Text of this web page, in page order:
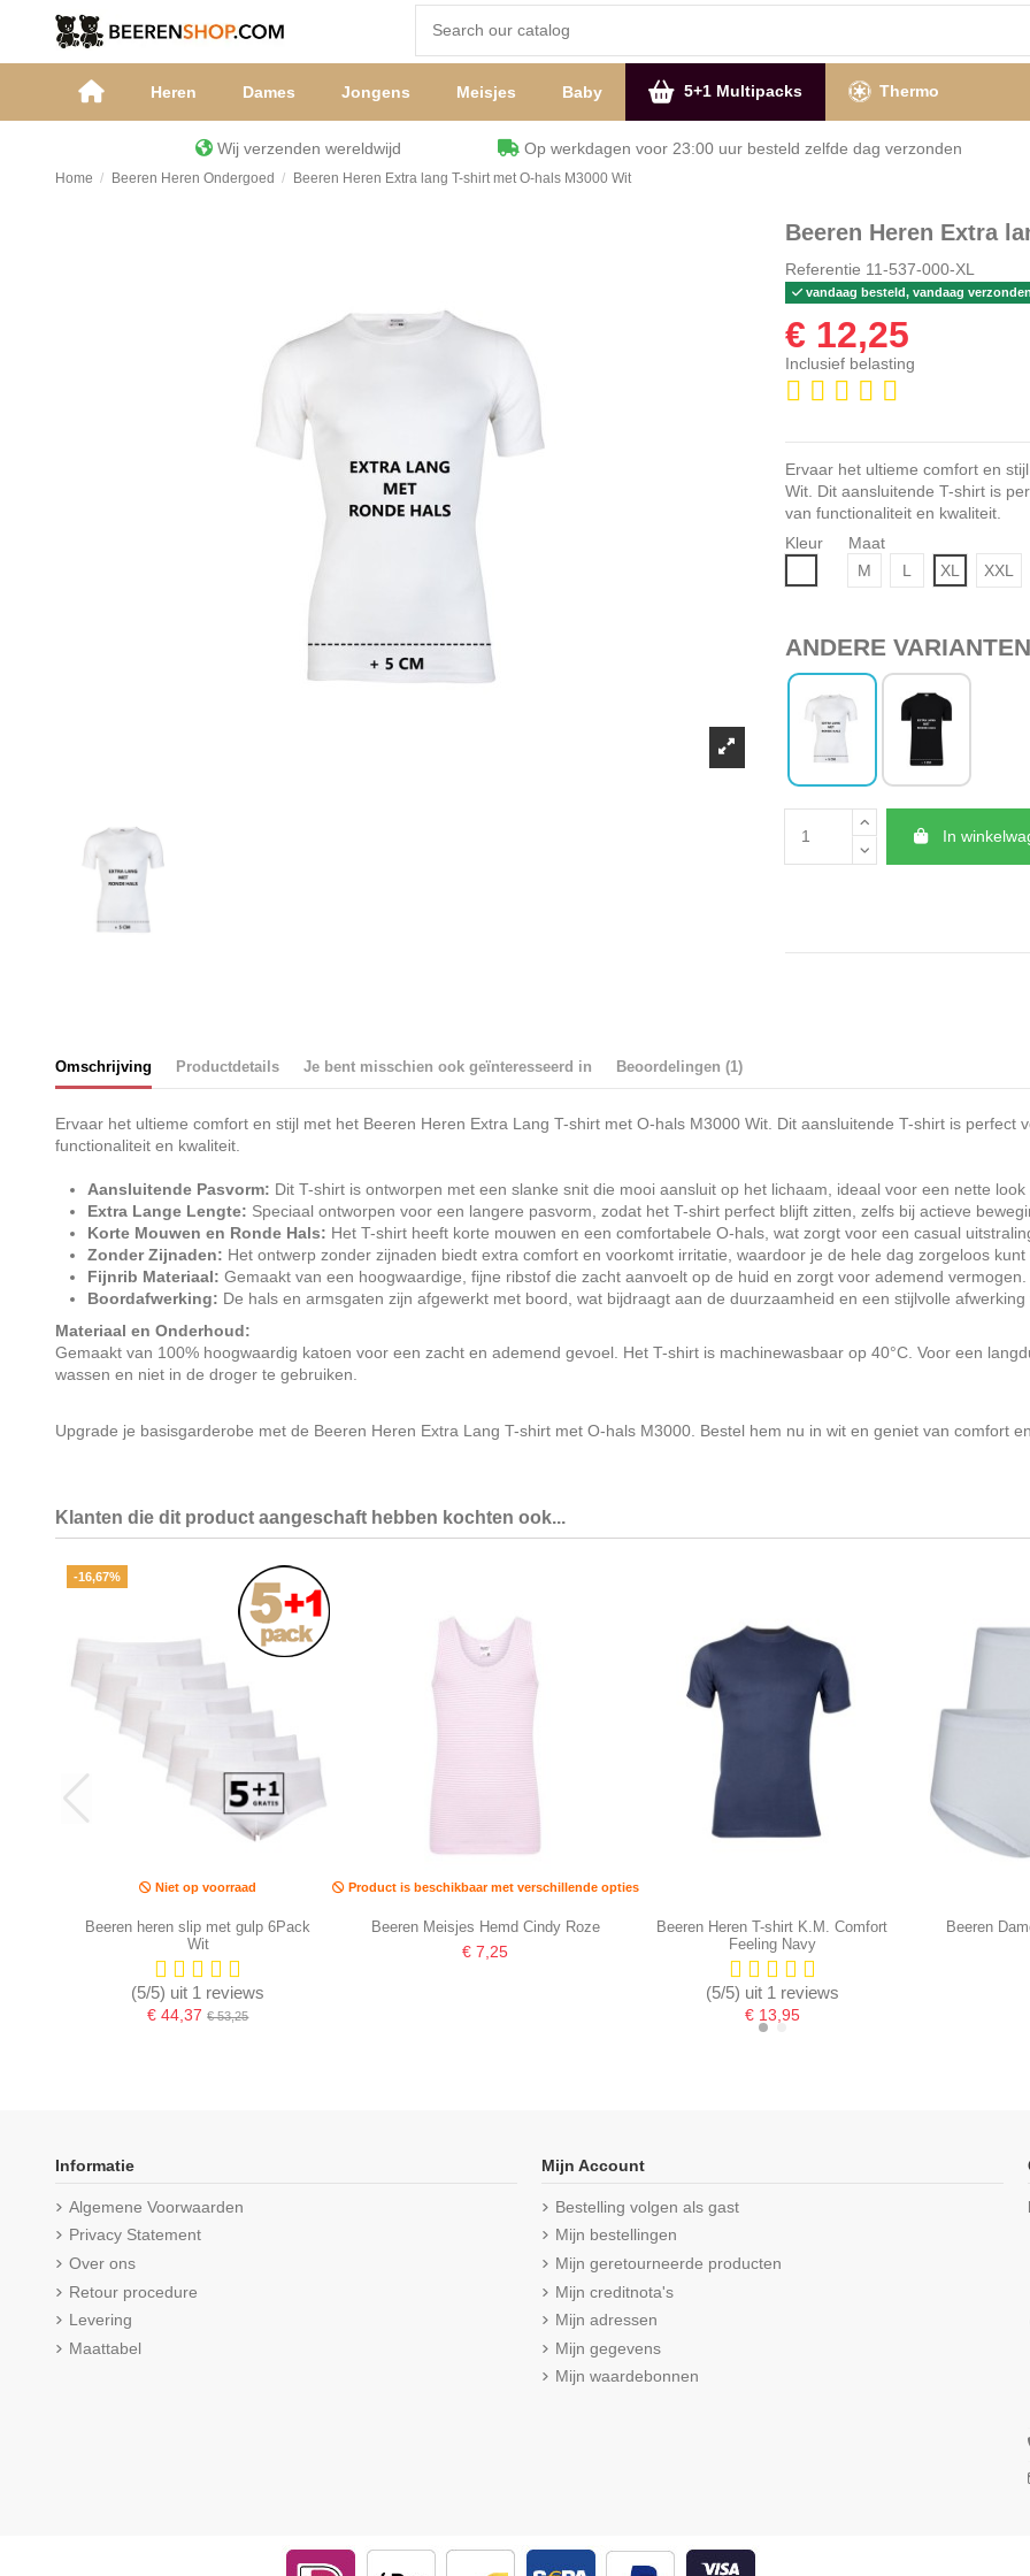
Heren Dames Jongens Meisjes Baby 5+1 Multipacks Thermo
Wij verzenden wereldwijd Op werkdagen voor 23:00 uur besteld zelfde dag
Home Beeren Heren Ondergoed Beeren Heren Extra lang T-shirt met O-hals M3000 Wit
Beeren Heren Extra
Referentie 11-537-000-XL
vandaag besteld, vandaag verzonden
€ 12,25
Inclusief belasting
Ervaar het ultieme comfort en
Wit. Dit aansluitende T-shirt is
van functionaliteit en kwaliteit.
Kleur
Maat
M
L XL XXL
ANDERE VARIANTEN
In
Omschrijving Productdetails Je bent misschien ook geïnteresseerd in Beoordelingen (1)
Ervaar het ultieme comfort en stijl met het Beeren Heren Extra Lang T-shirt met O-hals M3000 Wit. Dit aansluitende T-shirt is
functionaliteit en kwaliteit.
Aansluitende Pasvorm: Dit T-shirt is ontworpen met een slanke snit die mooi aansluit op het lichaam, ideaal voor een nette
Extra Lange Lengte: Speciaal ontworpen voor een langere pasvorm, zodat het T-shirt perfect blijft zitten, zelfs bij actieve
Korte Mouwen en Ronde Hals: Het T-shirt heeft korte mouwen en een comfortabele O-hals, wat zorgt voor een casual
Zonder Zijnaden: Het ontwerp zonder zijnaden biedt extra comfort en voorkomt irritatie, waardoor je de hele dag zorgeloos kunt
Fijnrib Materiaal: Gemaakt van een hoogwaardige, fijne ribstof die zacht aanvoelt op de huid en zorgt voor ademend vermogen.
Boordafwerking: De hals en armsgaten zijn afgewerkt met boord, wat bijdraagt aan de duurzaamheid en een stijlvolle afwerking
Materiaal en Onderhoud:
Gemaakt van 100% hoogwaardig katoen voor een zacht en ademend gevoel. Het T-shirt is machinewasbaar op 40°C. Voor een
wassen en niet in de droger te gebruiken.
Upgrade je basisgarderobe met de Beeren Heren Extra Lang T-shirt met O-hals M3000. Bestel hem nu in wit en geniet van comfort
Klanten die dit product aangeschaft hebben kochten ook...
-16,67%
Niet op voorraad
Beeren heren slip met gulp 6Pack
Wit
(5/5) uit 1 reviews
€ 44,37€ 53,25
Product is beschikbaar met verschillende opties
Beeren Meisjes Hemd Cindy Roze
€ 7,25
Beeren Heren T-shirt K.M. Comfort
Feeling Navy
(5/5) uit 1 reviews
€ 13,95
Beeren
Product is beschikbaar met verschillende optiesProduct is beschikbaar met verschillende opties
Beeren
O-hals
(5,0/
Informatie
Algemene Voorwaarden
Privacy Statement
Over ons
Retour procedure
Levering
Maattabel
Mijn Account
Bestelling volgen als gast
Mijn bestellingen
Mijn geretourneerde producten
Mijn creditnota's
Mijn adressen
Mijn gegevens
Mijn waardebonnen